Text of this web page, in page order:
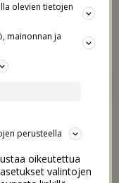
+
yhteistyössäK-
kanssa
olevien tietojen
mainonnan ja
perusteella
oikeutettua
valintojen